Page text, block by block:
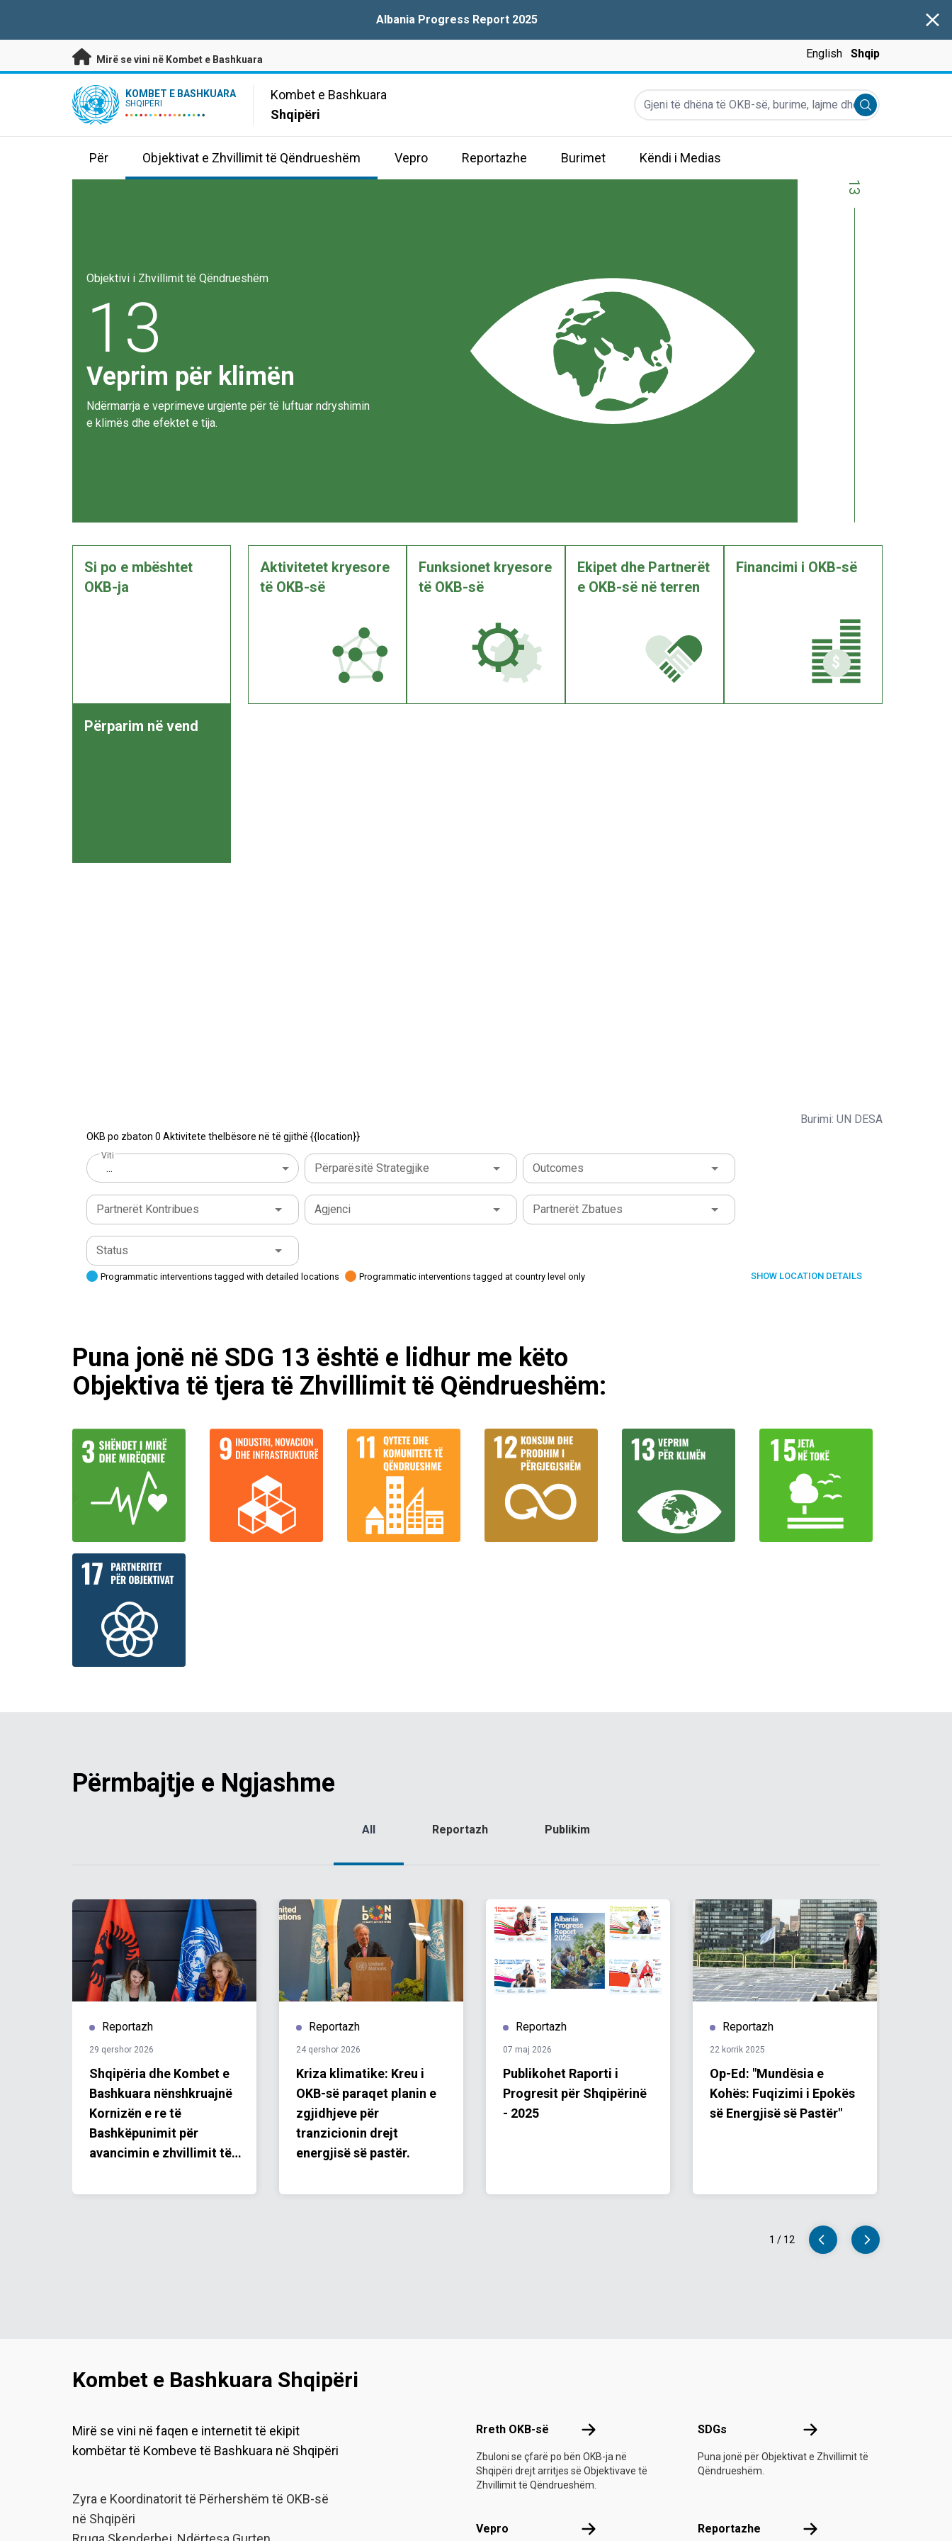
Albania Progress Report 2025
Mirë se vini në Kombet e Bashkuara English Shqip
UN Logo KOMBET E BASHKUARA
SHQIPËRI
Kombet e Bashkuara
Shqipëri
Gjeni të dhëna të OKB-së, burime, lajme dhe më shumë...
Submit search
Për Objektivat e Zhvillimit të Qëndrueshëm Vepro Reportazhe Burimet Këndi i Medias
Objektivi i Zhvillimit të Qëndrueshëm
13
Veprim për klimën
Ndërmarrja e veprimeve urgjente për të luftuar ndryshimin
e klimës dhe efektet e tija.
13
Si po e mbështet
OKB-ja
Përparim në vend
Aktivitetet kryesore
të OKB-së
Funksionet kryesore
të OKB-së
Ekipet dhe Partnerët
e OKB-së në terren
Financimi i OKB-së
Burimi: UN DESA
OKB po zbaton 0 Aktivitete thelbësore në të gjithë {{location}}
Viti
... Përparësitë Strategjike Outcomes
Partnerët Kontribues Agjenci Partnerët Zbatues
Status
Programmatic interventions tagged with detailed locations Programmatic interventions tagged at country level only SHOW LOCATION DETAILS
Puna jonë në SDG 13 është e lidhur me këto
Objektiva të tjera të Zhvillimit të Qëndrueshëm:
Përmbajtje e Ngjashme
All Reportazh Publikim
Reportazh
29 qershor 2026
Shqipëria dhe Kombet e
Bashkuara nënshkruajnë
Kornizën e re të
Bashkëpunimit për
avancimin e zhvillimit të
prioriteteve kombëtare
Reportazh
24 qershor 2026
Kriza klimatike: Kreu i
OKB-së paraqet planin e
zgjidhjeve për
tranzicionin drejt
energjisë së pastër.
Reportazh
07 maj 2026
Publikohet Raporti i
Progresit për Shqipërinë
- 2025
Reportazh
22 korrik 2025
Op-Ed: "Mundësia e
Kohës: Fuqizimi i Epokës
së Energjisë së Pastër"
1 / 12
Kombet e Bashkuara Shqipëri
Mirë se vini në faqen e internetit të ekipit
kombëtar të Kombeve të Bashkuara në Shqipëri
Zyra e Koordinatorit të Përhershëm të OKB-së
në Shqipëri
Rreth OKB-së Rreth OKB-së
Zbuloni se çfarë po bën OKB-ja në
Shqipëri drejt arritjes së Objektivave të
Zhvillimit të Qëndrueshëm.
SDGs SDGs
Puna jonë për Objektivat e Zhvillimit të
Qëndrueshëm.
Vepro Vepro Reportazhe Reportazhe